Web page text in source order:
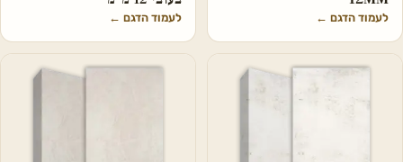
לעמוד הדגם ← לעמוד הדגם ←